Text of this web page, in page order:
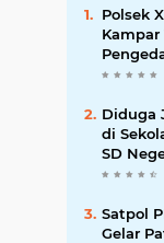
Polsek
Desa
Diduga
di
SD
Payung
Pernah
Satpol
Gelar